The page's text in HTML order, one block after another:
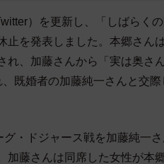
）を更新し、「しばらく
止を発表しました。本郷さん
、加藤さんから「実は奥さ
既婚者の加藤純一さんと交
・ドジャース戦を加藤純一
加藤さんは同席した女性が本